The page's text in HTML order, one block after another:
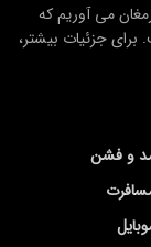
می آوریم که
جزئیات بیشتر،
و فشن